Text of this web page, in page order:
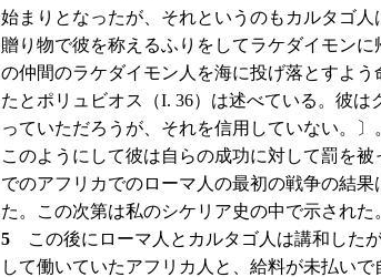
始まりとなったが、それというのもカルタゴ
贈り物で彼を称えるふりをしてラケダイモン
の仲間のラケダイモン人を海に投げ落とすよ
たとポリュビオス（I. 36）は述べている。彼
っていただろうが、それを信用していない。
このようにして彼は自らの成功に対して罰を
でのアフリカでのローマ人の最初の戦争の結
た。この次第は私のシケリア史の中で示された
5 この後にローマ人とカルタゴ人は講和した
して働いていたアフリカ人と、給料が未払い